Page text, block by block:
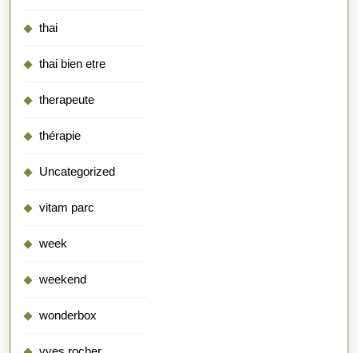
thai
thai bien etre
therapeute
thérapie
Uncategorized
vitam parc
week
weekend
wonderbox